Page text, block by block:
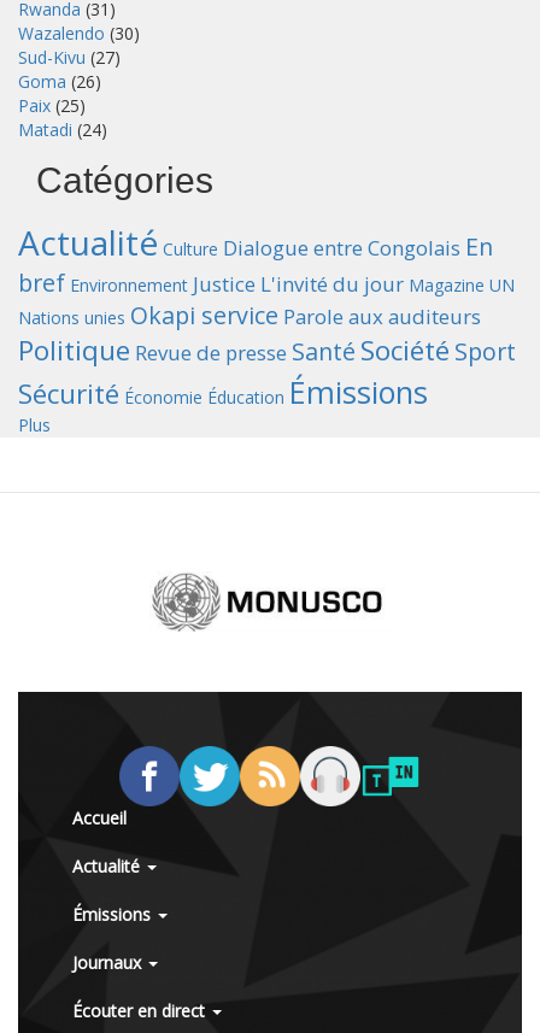
Rwanda (31)
Wazalendo (30)
Sud-Kivu (27)
Goma (26)
Paix (25)
Matadi (24)
Catégories
Actualité Culture Dialogue entre Congolais En
bref Environnement Justice L'invité du jour Magazine UN
Nations unies Okapi service Parole aux auditeurs
Politique Revue de presse Santé Société Sport
Sécurité Économie Éducation Émissions
Plus
Accueil
Actualité
Émissions
Journaux
Écouter en direct